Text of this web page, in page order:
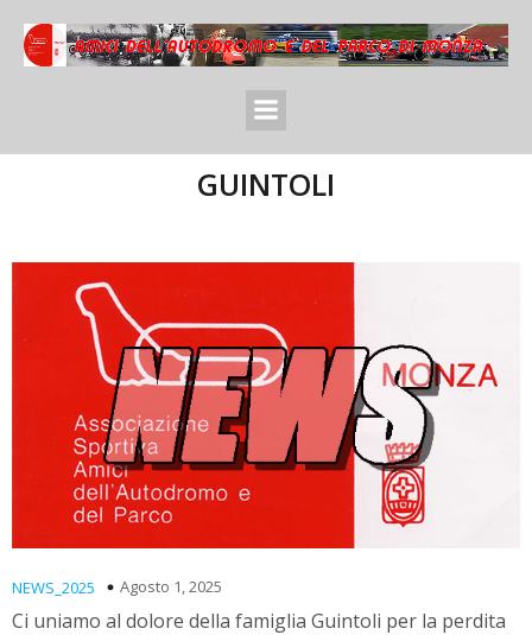
GUINTOLI
NEWS_2025 Agosto 1, 2025
Ci uniamo al dolore della famiglia Guintoli per la perdita